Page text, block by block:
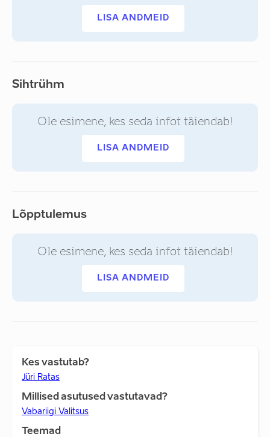
LISA ANDMEID
Sihtrühm
Ole esimene, kes seda infot täiendab!
LISA ANDMEID
Lõpptulemus
Ole esimene, kes seda infot täiendab!
LISA ANDMEID
Kes vastutab?
Jüri Ratas
Millised asutused vastutavad?
Vabariigi Valitsus
Teemad